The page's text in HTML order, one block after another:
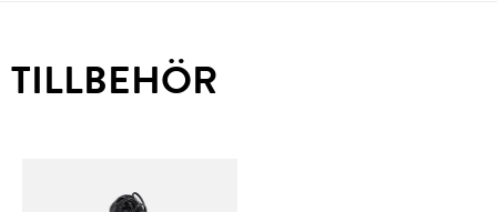
TILLBEHÖR